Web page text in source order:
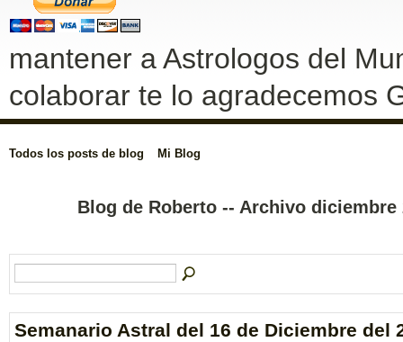
mantener a Astrologos del
colaborar te lo agradecemos
Todos los posts de blog Mi Blog
Blog de Roberto -- Archivo diciembre
Semanario Astral del 16 de Diciembre del